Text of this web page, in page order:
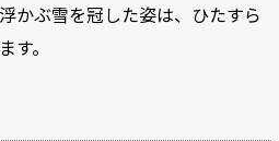
かぶ雪を冠した姿は、ひたすら
す。